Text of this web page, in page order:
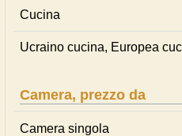
Cucina
Ucraino cucina, Europea
Camera, prezzo da
Camera singola